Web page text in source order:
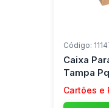
Código:
Caixa
Tampa
Quad.c/
Cartões e